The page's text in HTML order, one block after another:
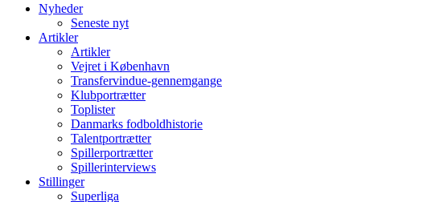
лучшие займы
Nyheder
Seneste nyt
Artikler
Artikler
Vejret i København
Transfervindue-gennemgange
Klubportrætter
Toplister
Danmarks fodboldhistorie
Talentportrætter
Spillerportrætter
Spillerinterviews
Stillinger
Superliga